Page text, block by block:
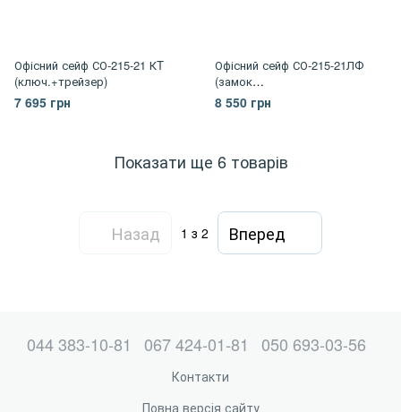
Офісний сейф СО-215-21 КT
(ключ.+трейзер)
7 695 грн
Офісний сейф СО-215-21ЛФ
(замок
"Mauer"+трейзер+замкова
кришка)
8 550 грн
Показати ще 6 товарів
Назад 1 з 2 Вперед
044 383-10-81 067 424-01-81 050 693-03-56
Контакти
Повна версія сайту